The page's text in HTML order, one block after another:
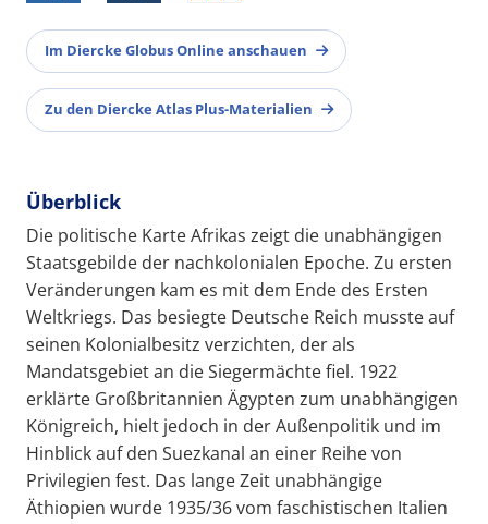
Im Diercke Globus Online anschauen
Zu den Diercke Atlas Plus-Materialien
Überblick
Die politische Karte Afrikas zeigt die unabhängigen
Staatsgebilde der nachkolonialen Epoche. Zu ersten
Veränderungen kam es mit dem Ende des Ersten
Weltkriegs. Das besiegte Deutsche Reich musste auf
seinen Kolonialbesitz verzichten, der als
Mandatsgebiet an die Siegermächte fiel. 1922
erklärte Großbritannien Ägypten zum unabhängigen
Königreich, hielt jedoch in der Außenpolitik und im
Hinblick auf den Suezkanal an einer Reihe von
Privilegien fest. Das lange Zeit unabhängige
Äthiopien wurde 1935/36 vom faschistischen Italien